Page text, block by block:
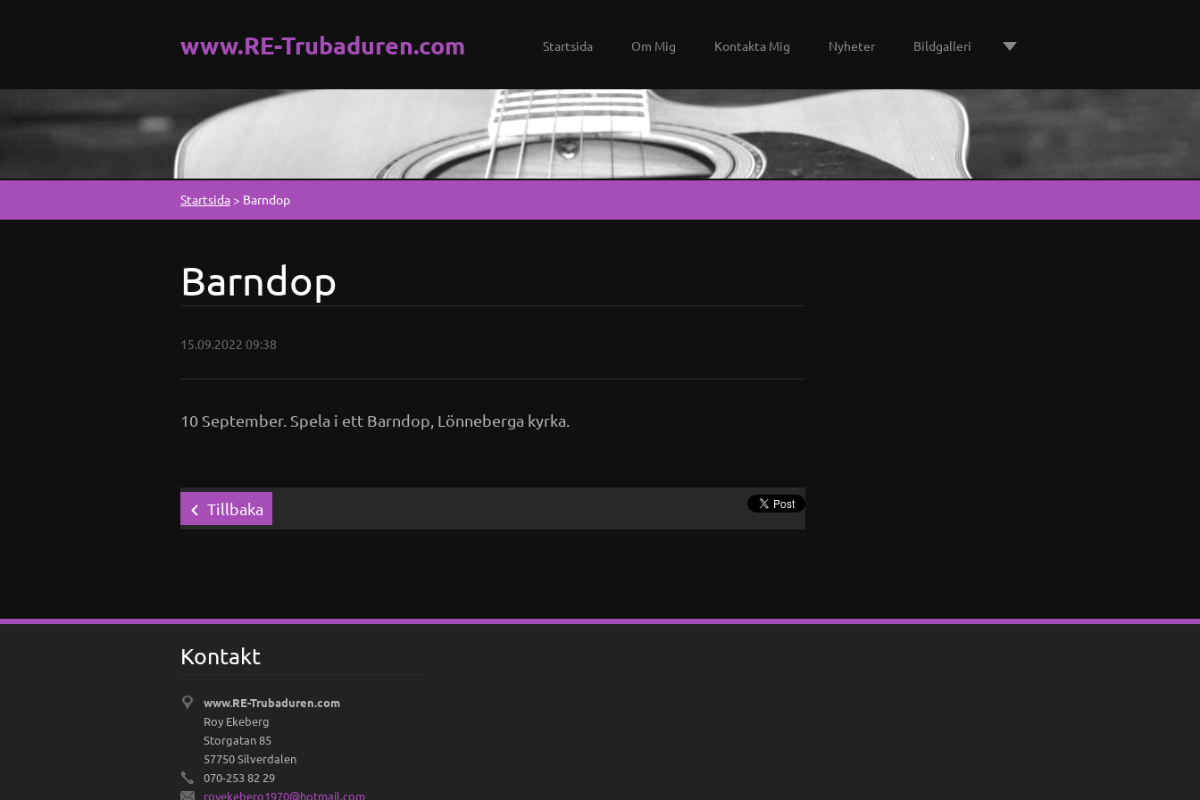
www.RE-Trubaduren.com Startsida Om Mig Kontakta Mig Nyheter Bildgalleri
Startsida > Barndop
Barndop
15.09.2022 09:38
10 September. Spela i ett Barndop, Lönneberga kyrka.
Tillbaka
Kontakt
www.RE-Trubaduren.com
Roy Ekeberg
Storgatan 85
57750 Silverdalen
070-253 82 29
royekeberg1970@hotmail.com